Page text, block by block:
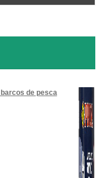
de pesca